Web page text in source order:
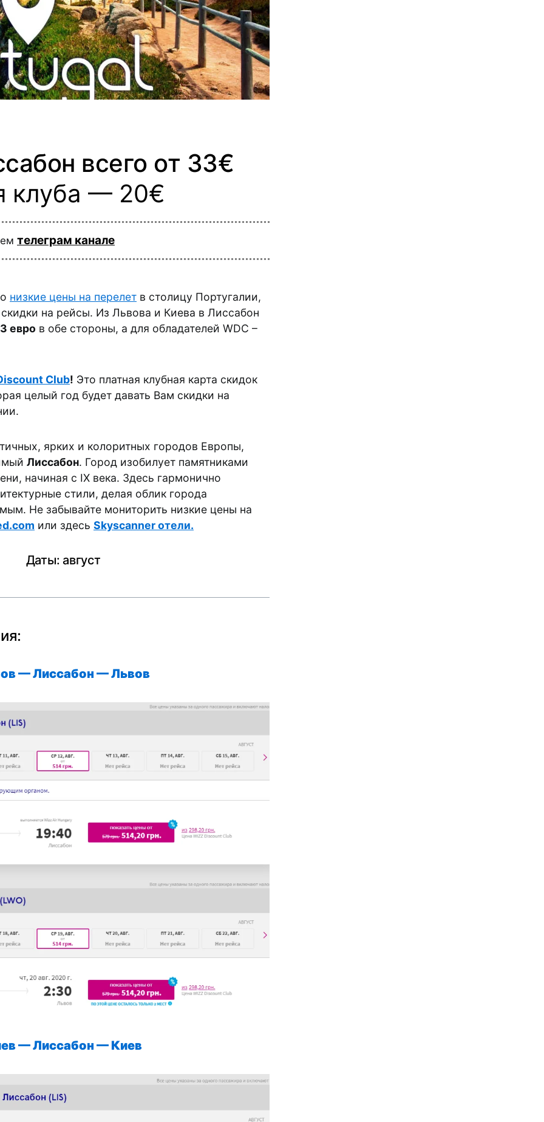
всего от 33€
клуба — 20€
телеграм канале
низкие цены на перелет в столицу Португалии,
на рейсы. Из Львова и Киева в Лиссабон
евро в обе стороны, а для обладателей WDC –
Club! Это платная клубная карта скидок
целый год будет давать Вам скидки на
ярких и колоритных городов Европы,
Лиссабон. Город изобилует памятниками
начиная с IX века. Здесь гармонично
стили, делая облик города
Не забывайте мониторить низкие цены на
или здесь Skyscanner отели.
Даты: август
— Лиссабон —Львов
—Лиссабон — Киев